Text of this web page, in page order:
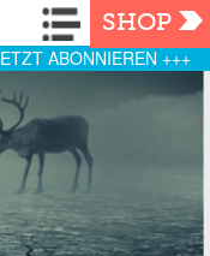
Navigation
SHOP
ABONNIEREN +++